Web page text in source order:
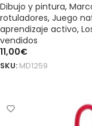
Dibujo y pintura,
rotuladores, Juego
aprendizaje activo,
vendidos
11,00€
SKU: MD1259